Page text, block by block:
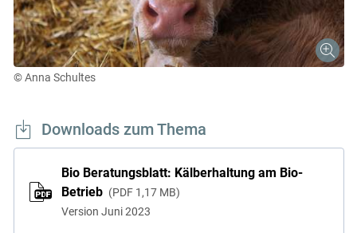
© Anna Schultes
Downloads zum Thema
Bio Beratungsblatt: Kälberhaltung am Bio-
Betrieb
PDF 1,17 MB
Version Juni 2023